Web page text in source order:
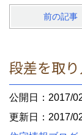
前の記事
段差を取
公開日：2017/
更新日：2017/